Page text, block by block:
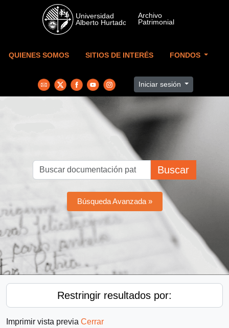
Skip to main content
QUIENES SOMOS SITIOS DE INTERÉS FONDOS
Iniciar sesión
Buscar
Búsqueda Avanzada »
Restringir resultados por:
Imprimir vista previa Cerrar